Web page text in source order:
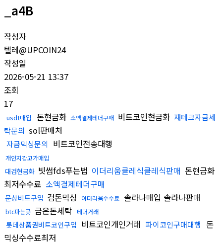
_a4B
작성자
텔레@UPCOIN24
작성일
2026-05-21 13:37
조회
17
usdt매입 돈현금화 소액결제테더구매 비트코인현금화 재테크자금세
탁문의 sol판매처
자금믹싱문의 비트코인전송대행
개인지갑고가매입
대검현금화 빗썸fds푸는법 이더리움클레식클레식판매 돈현금화
최저수수료 소액결제테더구매
문상비트구입 검돈믹싱 이더리움수수료 솔라나매입 솔라나판매
btc파는곳 금은돈세탁 테더거래
롯데상품권비트코인구입 비트코인개인거래 파이코인구매대행
돈
믹싱수수료최저